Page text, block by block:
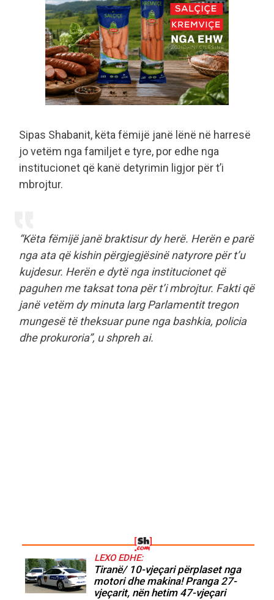
Sipas Shabanit, këta fëmijë janë lënë në harresë
jo vetëm nga familjet e tyre, por edhe nga
institucionet që kanë detyrimin ligjor për t’i
mbrojtur.
“Këta fëmijë janë braktisur dy herë. Herën e parë
nga ata që kishin përgjegjësinë natyrore për t’u
kujdesur. Herën e dytë nga institucionet që
paguhen me taksat tona për t’i mbrojtur. Fakti që
janë vetëm dy minuta larg Parlamentit tregon
mungesë të theksuar pune nga bashkia, policia
dhe prokuroria”, u shpreh ai.
LEXO EDHE:
Tiranë/ 10-vjeçari përplaset nga
motori dhe makina! Pranga 27-
vjeçarit, nën hetim 47-vjeçari